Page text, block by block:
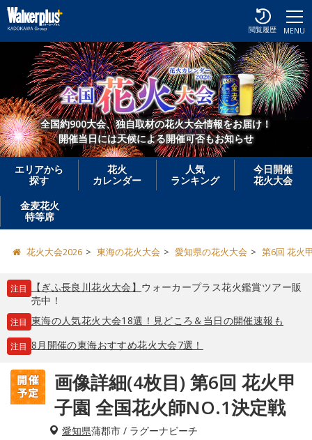
MENU
閲覧履歴
全国約900大会、独自取材の花火大会情報をお届け！
開催当日には天候による開催可否もお知らせ
エリアから
探す
花火
カレンダー
人気
ランキング
今日開催
花火大会
金麦花火
特等席
花火大会2026 東海の花火大会 愛知県の花火大会 第6回 花火
注目 【ぎふ長良川花火大会】 ウォーカープラス花火鑑賞ツアー販
売中！
注目 東海の人気花火大会18選！見どころ＆当日の開催速報も
注目 8月開催の東海おすすめ花火大会7選！
画像詳細(4枚目) 第6回 花火甲
子園 全国花火師NO.1決定戦
愛知県蒲郡市 / ラグーナビーチ